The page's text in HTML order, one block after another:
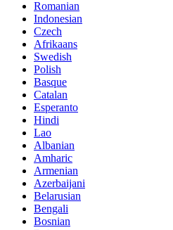
Romanian
Indonesian
Czech
Afrikaans
Swedish
Polish
Basque
Catalan
Esperanto
Hindi
Lao
Albanian
Amharic
Armenian
Azerbaijani
Belarusian
Bengali
Bosnian